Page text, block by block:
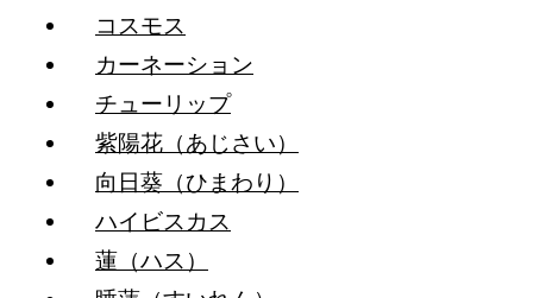
コスモス
カーネーション
チューリップ
紫陽花（あじさい）
向日葵（ひまわり）
ハイビスカス
蓮（ハス）